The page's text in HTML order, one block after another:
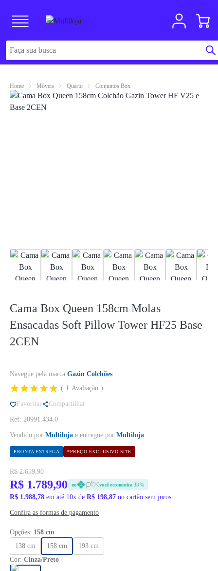
Home Móveis Quarto Conjuntos Box
Cama Box Queen 158cm Molas
Ensacadas Soft Pillow Tower HF25 Base
2CEN
Navegue pela marca Gazin Colchões
1 Avaliação
Favoritar Compartilhar
Ref: 20991.434.0
Vendido por Multiloja e entregue por Multiloja
PRONTA ENTREGA *PREÇO EXCLUSIVO SITE
R$ 2.659,90
R$ 1.789,90 no você economiza 33%
R$ 1.988,78 em até 10x de R$ 198,87 no cartão sem juros
Confira as formas de pagamento
Opções: 158 cm
138 cm
158 cm
193 cm
Cor: Cinza/Preto